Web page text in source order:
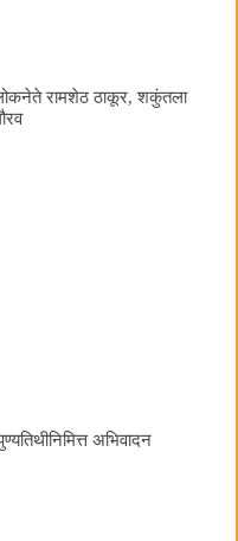
रामशेठ ठाकूर, शकुंतला
अभिवादन